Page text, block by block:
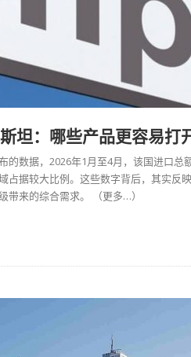
坦：哪些产品更容易打
的数据，2026年1月至4月，该国进口
占据较大比例。这些数字背后，其实反
带来的综合需求。
（更多…）